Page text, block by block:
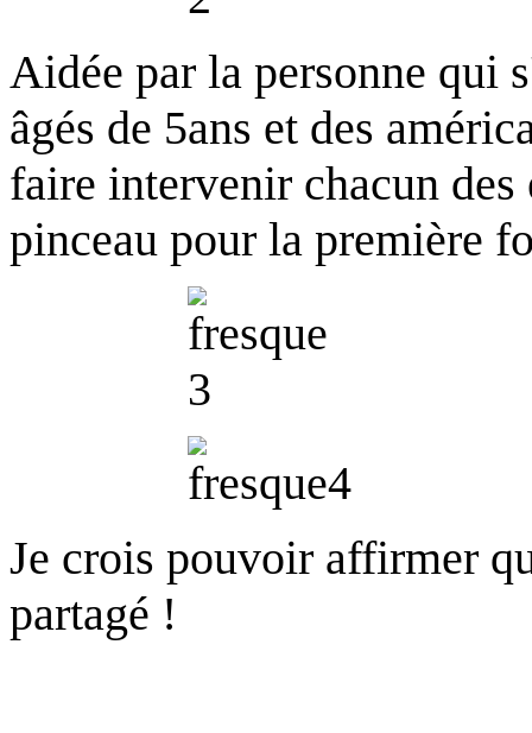
Aidée par la personne qui
âgés de 5ans et des
faire intervenir chacun
pinceau pour la première
Je crois pouvoir affirmer
partagé !